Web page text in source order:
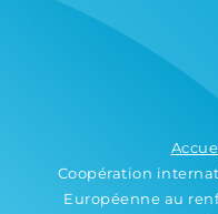
Coopération
Européenne au